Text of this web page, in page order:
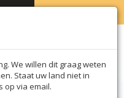
We willen dit graag weten
Staat uw land niet in
op via email.